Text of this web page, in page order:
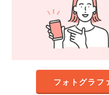
フォトグラフ